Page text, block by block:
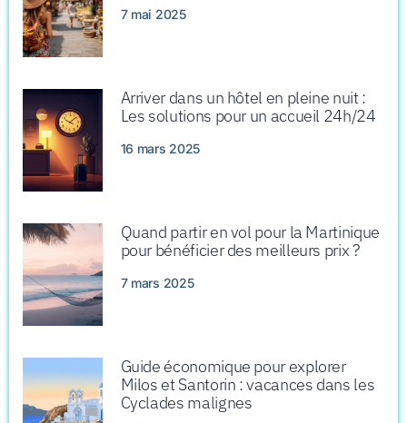
7 mai 2025
Arriver dans un hôtel en pleine nuit :
Les solutions pour un accueil 24h/24
16 mars 2025
Quand partir en vol pour la Martinique
pour bénéficier des meilleurs prix ?
7 mars 2025
Guide économique pour explorer
Milos et Santorin : vacances dans les
Cyclades malignes